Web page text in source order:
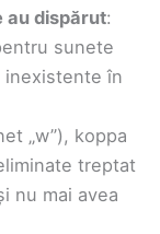
au dispărut:
sunete
inexistente în
„w”), koppa
treptat
nu mai avea